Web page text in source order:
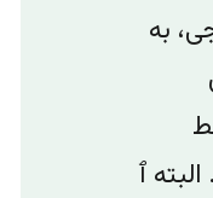
به
ٱ